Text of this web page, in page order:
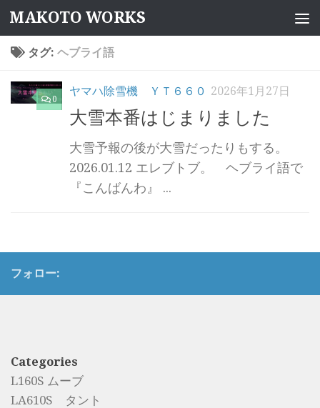
コンテンツへスキップ
MAKOTO WORKS
タグ: ヘブライ語
0
ヤマハ除雪機 ＹＴ６６０ 2026年1月27日
大雪本番はじまりました
大雪予報の後が大雪だったりもする。
2026.01.12 エレブトブ。 ヘブライ語で
『こんばんわ』 ...
フォロー:
Categories
L160S ムーブ
LA610S タント